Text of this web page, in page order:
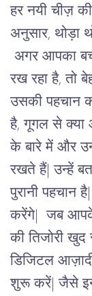
हर नयी चीज़
अनुसार, थोड़ा
अगर आपका
रख रहा है, तो
उसकी पहचान
है, गूगल से क्या
के बारे में और
रखते हैं| उन्हें
पुरानी
करेंगे|
जब आपके
की तिजोरी
डिजिटल
शुरू करें| जैसे